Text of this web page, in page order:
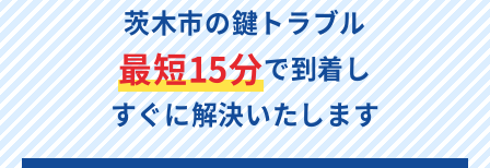
茨木市の鍵トラブル
最短15分で到着し
すぐに解決いたします